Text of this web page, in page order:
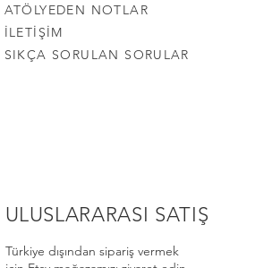
ATÖLYEDEN NOTLAR
İLETİŞİM
SIKÇA SORULAN SORULAR
ULUSLARARASI SATIŞ
Türkiye dışından sipariş vermek